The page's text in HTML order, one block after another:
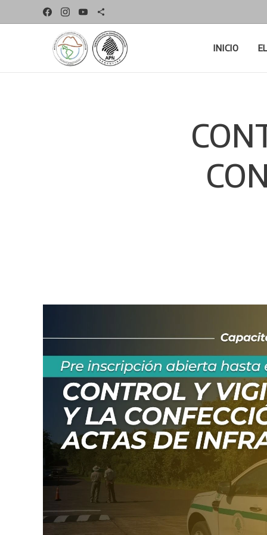
INICIO